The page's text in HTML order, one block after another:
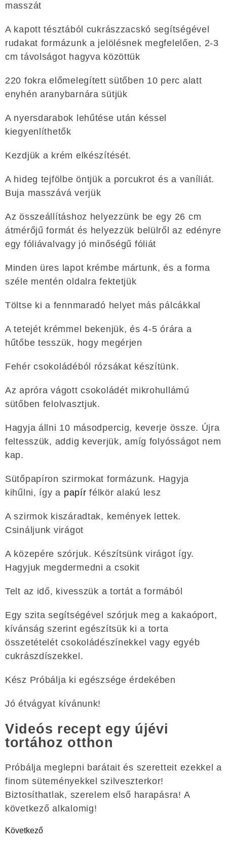
masszát
A kapott tésztából cukrászzacskó segítségével
rudakat formázunk a jelölésnek megfelelően, 2-3
cm távolságot hagyva közöttük
220 fokra előmelegített sütőben 10 perc alatt
enyhén aranybarnára sütjük
A nyersdarabok lehűtése után késsel
kiegyenlíthetők
Kezdjük a krém elkészítését.
A hideg tejfölbe öntjük a porcukrot és a vaníliát.
Buja masszává verjük
Az összeállításhoz helyezzünk be egy 26 cm
átmérőjű formát és helyezzük belülről az edényre
egy fóliávalvagy jó minőségű fóliát
Minden üres lapot krémbe mártunk, és a forma
széle mentén oldalra fektetjük
Töltse ki a fennmaradó helyet más pálcákkal
A tetejét krémmel bekenjük, és 4-5 órára a
hűtőbe tesszük, hogy megérjen
Fehér csokoládéból rózsákat készítünk.
Az apróra vágott csokoládét mikrohullámú
sütőben felolvasztjuk.
Hagyja állni 10 másodpercig, keverje össze. Újra
feltesszük, addig keverjük, amíg folyósságot nem
kap.
Sütőpapíron szirmokat formázunk. Hagyja
kihűlni, így a papír félkör alakú lesz
A szirmok kiszáradtak, kemények lettek.
Csináljunk virágot
A közepére szórjuk. Készítsünk virágot így.
Hagyjuk megdermedni a csokit
Telt az idő, kivesszük a tortát a formából
Egy szita segítségével szórjuk meg a kakaóport,
kívánság szerint egészítsük ki a torta
összetételét csokoládészínekkel vagy egyéb
cukrászdíszekkel.
Kész Próbálja ki egészsége érdekében
Jó étvágyat kívánunk!
Videós recept egy újévi
tortához otthon
Próbálja meglepni barátait és szeretteit ezekkel a
finom süteményekkel szilveszterkor!
Biztosíthatlak, szerelem első harapásra! A
következő alkalomig!
Következő